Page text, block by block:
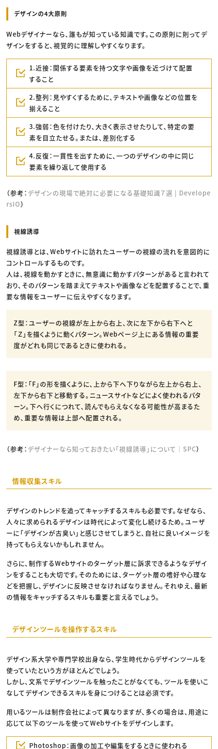
デザインの4大原則
Webデザイナーなら、誰もが知っている知識です。この原則に則ってデ
ザインをすると、視覚的に理解しやすくなります。
1.近接：関係する要素を持つ文字や画像を近づけて配置
すること
2.整列：見やすくするために、テキストや画像などの位置を
揃えること
3.強弱：色を付けたり、大きく表示させたりして、特定の要
素を目立たせる。または、差別化する
4.反復：一貫性を出すために、一つのデザインの中に同じ
要素を繰り返して使用する
（参考： デザインの現場で絶対に必要になる基礎知識７選 | Develope
rsIO）
視線誘導
視線誘導とは、Webサイトに訪れたユーザーの視線の流れを意図的に
コントロールするものです。
人は、視線を動かすときに、無意識に動かすパターンがあると言われて
おり、そのパターンを踏まえてテキストや画像などを配置することで、重
要な情報をユーザーに伝えやすくなります。
Z型：ユーザーの視線が左上から右上、次に左下から右下へと
「Ｚ」を描くように動くパターン。Webページ上にある情報の重要
度がどれも同じであるときに使われる。
F型：「F」の形を描くように、上から下へ下りながら左上から右上、
左下から右下と移動する。ニュースサイトなどによく使われるパタ
ーン。下へ行くにつれて、読んでもらえなくなる可能性が高まるた
め、重要な情報は上部へ配置される。
（参考： デザイナーなら知っておきたい「視線誘導」について｜SPC）
情報収集スキル
デザインのトレンドを追ってキャッチするスキルも必要です。なぜなら、
人々に求められるデザインは時代によって変化し続けるため。ユーザ
ーに「デザインが古臭い」と感じさせてしまうと、自社に良いイメージを
持ってもらえないかもしれません。
さらに、制作するWebサイトのターゲット層に訴求できるようなデザイ
ンをすることも大切です。そのためには、ターゲット層の嗜好や心理な
どを把握し、デザインに反映させなければなりません。それゆえ、最新
の情報をキャッチするスキルも重要と言えるでしょう。
デザインツールを操作するスキル
デザイン系大学や専門学校出身なら、学生時代からデザインツールを
使っていたという方がほとんどでしょう。
しかし、文系でデザインツールを触ったことがなくても、ツールを使いこ
なしてデザインできるスキルを身につけることは必須です。
用いるツールは制作会社によって異なりますが、多くの場合は、用途に
応じて以下のツールを使ってWebサイトをデザインします。
Photoshop：画像の加工や編集をするときに使われる